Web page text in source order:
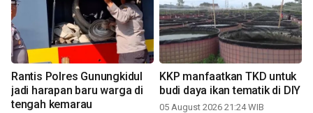
Rantis Polres Gunungkidul
jadi harapan baru warga di
tengah kemarau
KKP manfaatkan TKD untuk
budi daya ikan tematik di DIY
05 August 2026 21:24 WIB